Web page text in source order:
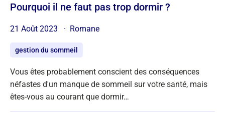
Pourquoi il ne faut pas trop dormir ?
21 Août 2023 Romane
gestion du sommeil
Vous êtes probablement conscient des conséquences
néfastes d'un manque de sommeil sur votre santé, mais
êtes-vous au courant que dormir…